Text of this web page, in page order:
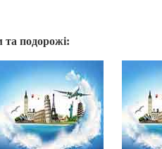
та подорожі: